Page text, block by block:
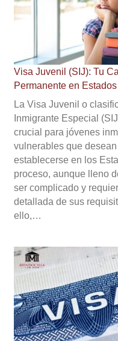
Visa Juvenil (SIJ): Tu
Permanente en
La Visa Juvenil o
Inmigrante Especial
crucial para jóvenes
vulnerables que
establecerse en los
proceso, aunque lleno
ser complicado y
detallada de sus
ello,…